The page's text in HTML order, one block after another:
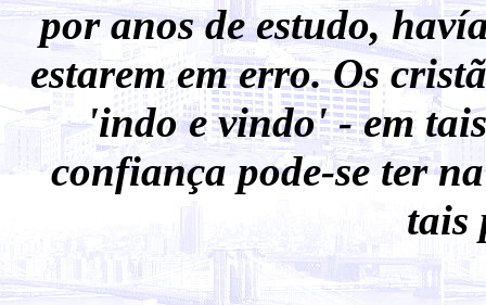
por anos de estudo,
estarem em erro. Os
'indo e vindo' - em
confiança pode-se ter
tais